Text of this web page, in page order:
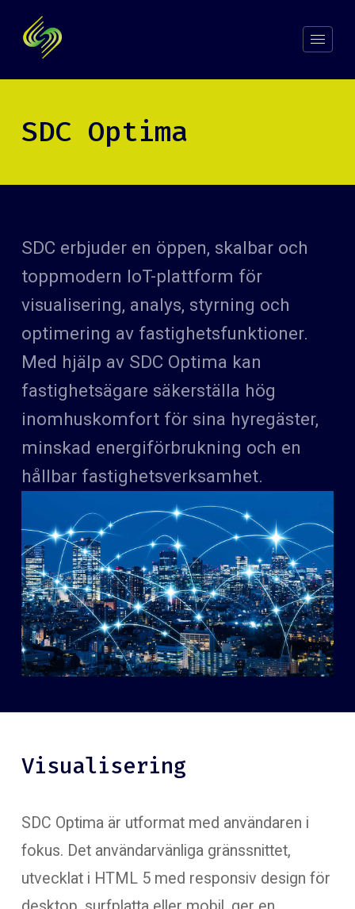
SDC Optima
SDC erbjuder en öppen, skalbar och
toppmodern IoT-plattform för
visualisering, analys, styrning och
optimering av fastighetsfunktioner.
Med hjälp av SDC Optima kan
fastighetsägare säkerställa hög
inomhuskomfort för sina hyregäster,
minskad energiförbrukning och en
hållbar fastighetsverksamhet.
Visualisering
SDC Optima är utformat med användaren i
fokus. Det användarvänliga gränssnittet,
utvecklat i HTML 5 med responsiv design för